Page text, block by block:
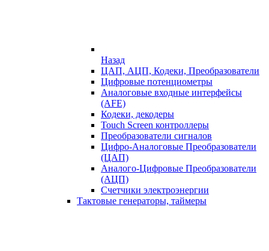
Назад
ЦАП, АЦП, Кодеки, Преобразователи
Цифровые потенциометры
Аналоговые входные интерфейсы
(AFE)
Кодеки, декодеры
Touch Screen контроллеры
Преобразователи сигналов
Цифро-Аналоговые Преобразователи
(ЦАП)
Аналого-Цифровые Преобразователи
(АЦП)
Счетчики электроэнергии
Тактовые генераторы, таймеры